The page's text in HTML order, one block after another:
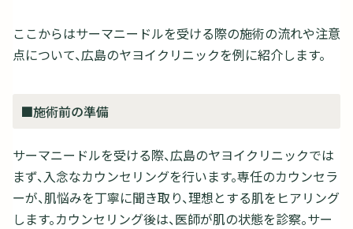
ここからはサーマニードルを受ける際の施術の流れや注意
点について、広島のヤヨイクリニックを例に紹介します。
■施術前の準備
サーマニードルを受ける際、広島のヤヨイクリニックでは
まず、入念なカウンセリングを行います。専任のカウンセラ
ーが、肌悩みを丁寧に聞き取り、理想とする肌をヒアリング
します。カウンセリング後は、医師が肌の状態を診察。サー